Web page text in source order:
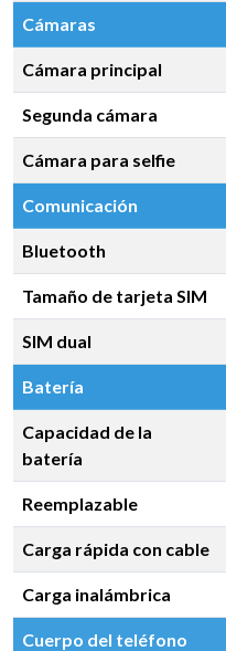
Cámaras
Cámara principal
Segunda cámara
Cámara para selfie
Comunicación
Bluetooth
Tamaño de tarjeta SIM
SIM dual
Batería
Capacidad de la
batería
Reemplazable
Carga rápida con cable
Carga inalámbrica
Cuerpo del teléfono